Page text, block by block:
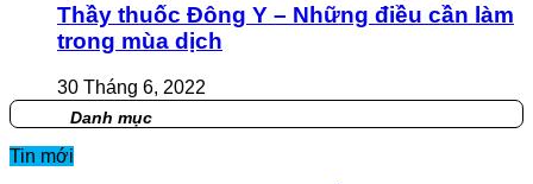
Thầy thuốc Đông Y – Những điều cần làm
trong mùa dịch
30 Tháng 6, 2022
Danh mục
Tin mới